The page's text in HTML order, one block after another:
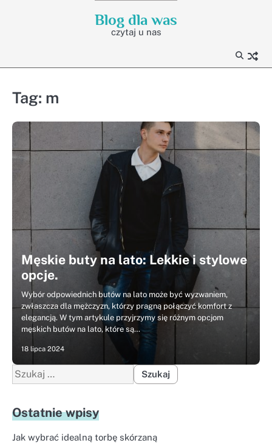
Blog dla was
czytaj u nas
Tag: m
Męskie buty na lato: Lekkie i stylowe
opcje.
Wybór odpowiednich butów na lato może być wyzwaniem,
zwłaszcza dla mężczyzn, którzy pragną połączyć komfort z
elegancją. W tym artykule przyjrzymy się różnym opcjom
męskich butów na lato, które są…
18 lipca 2024
Szukaj:
Ostatnie wpisy
Jak wybrać idealną torbę skórzaną